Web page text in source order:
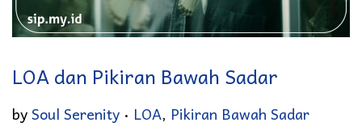
LOA dan Pikiran Bawah Sadar
bySoul Serenity . Posted in
LOA, Pikiran Bawah Sadar